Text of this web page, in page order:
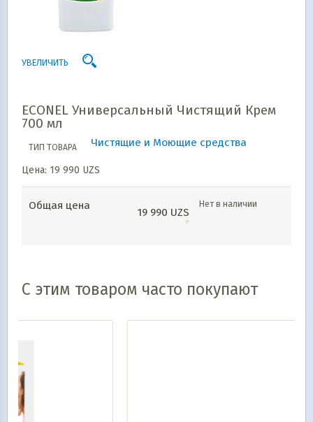
УВЕЛИЧИТЬ
ECONEL Универсальный Чистящий Крем
700 мл
ТИП ТОВАРА Чистящие и Моющие средства
Цена: 19 990 UZS
Общая цена
19 990 UZS
Нет в наличии
С этим товаром часто покупают